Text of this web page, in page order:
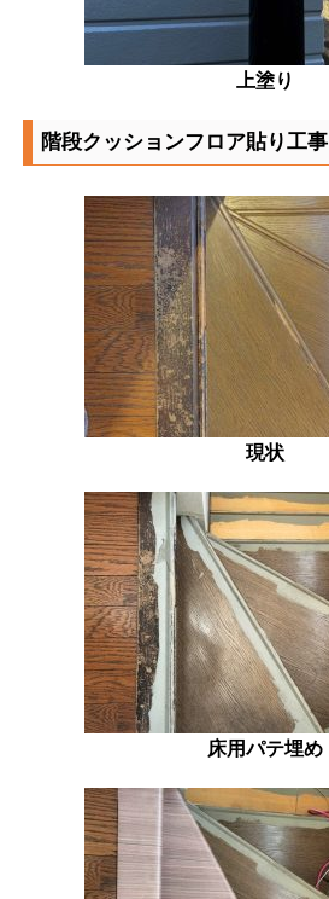
上塗り
階段クッションフロア貼り工事
現状
床用パテ埋め